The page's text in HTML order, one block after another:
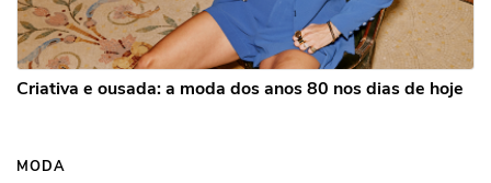
Criativa e ousada: a moda dos anos 80 nos dias de hoje
MODA